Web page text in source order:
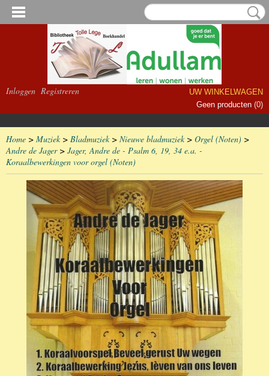
Inloggen Registreren
UW WINKELWAGEN
Geen producten (0)
Home > Muziek> Bladmuziek> Nieuwe bladmuziek> Orgel (Noten) >
Andre de Jager> Jager, Andre de - Psalm 6, 19, 34 e.a. -
Koraalbewerkingen voor orgel (Noten)